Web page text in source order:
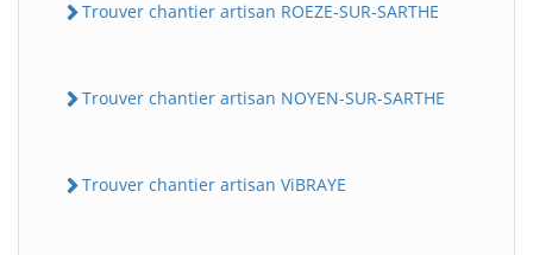
Trouver chantier artisan ROEZE-SUR-SARTHE
Trouver chantier artisan NOYEN-SUR-SARTHE
Trouver chantier artisan ViBRAYE